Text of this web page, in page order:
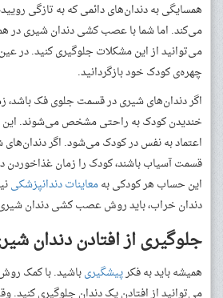
همسایگی به دندان‌های دائمی که به تازگی
می‌کند. اما شما با عصب کشی دندان شیری در
می‌توانید از این مشکلات جلوگیری کنید. در
چهره‌ی کودک خود بازگردانید.
اگر دندان‌های شیری در قسمت جلوی فک
خندیدن کودک به راحتی مشخص می‌شوند.
اعتماد به نفس در کودک می‌شود. اگر
قسمت آسیاب باشند، کودک را زمان
این حساب هر کودکی بهمعاینات دندانپزشکی
دندان خراب، باید روش عصب کشی دندان شیری
جلوگیری از افتادن دندان
همیشه باید به فکرپیشگیریباشید. با کمک
می‌توانید از افتادن یک دندان جلوگیری کنید.